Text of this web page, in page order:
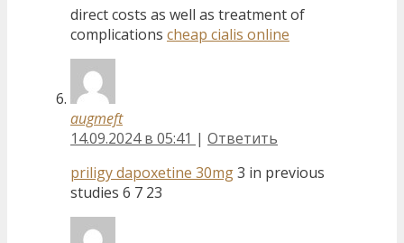
direct costs as well as treatment of
complications cheap cialis online
augmeft
14.09.2024 в 05:41 | Ответить
priligy dapoxetine 30mg3 in previous
studies 6 7 23